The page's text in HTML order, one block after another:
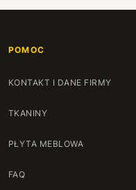
POMOC
KONTAKT I DANE FIRMY
TKANINY
PŁYTA MEBLOWA
FAQ